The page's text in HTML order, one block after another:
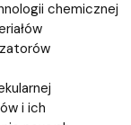
chemicznej
i ich